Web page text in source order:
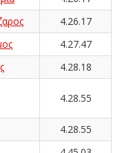
4.26.17
4.27.47
4.28.18
4.28.55
4.28.55